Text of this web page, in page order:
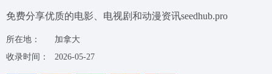
免费分享优质的电影、电视剧和动漫资讯seedhub.pro
所在地：
加拿大
收录时间：
2026-05-27